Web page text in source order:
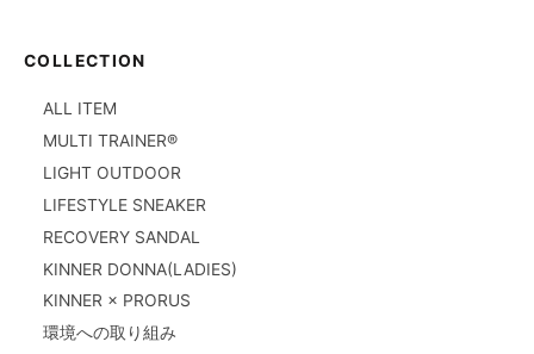
COLLECTION
ALL ITEM
MULTI TRAINER®
LIGHT OUTDOOR
LIFESTYLE SNEAKER
RECOVERY SANDAL
KINNER DONNA(LADIES)
KINNER × PRORUS
環境への取り組み